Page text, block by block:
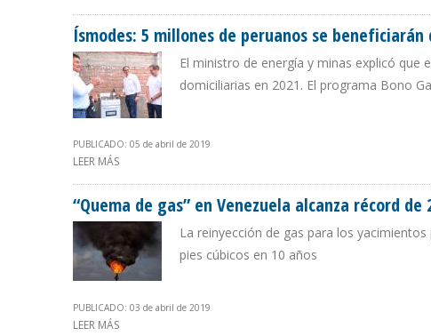
Ísmodes: 5 millones de peruanos se
El ministro de energía y minas explicó
domiciliarias en 2021. El programa Bono
PUBLICADO: 05 de abril de 2019
LEER MÁS
“Quema de gas” en Venezuela alcanza récord
La reinyección de gas para los
pies cúbicos en 10 años
PUBLICADO: 03 de abril de 2019
LEER MÁS